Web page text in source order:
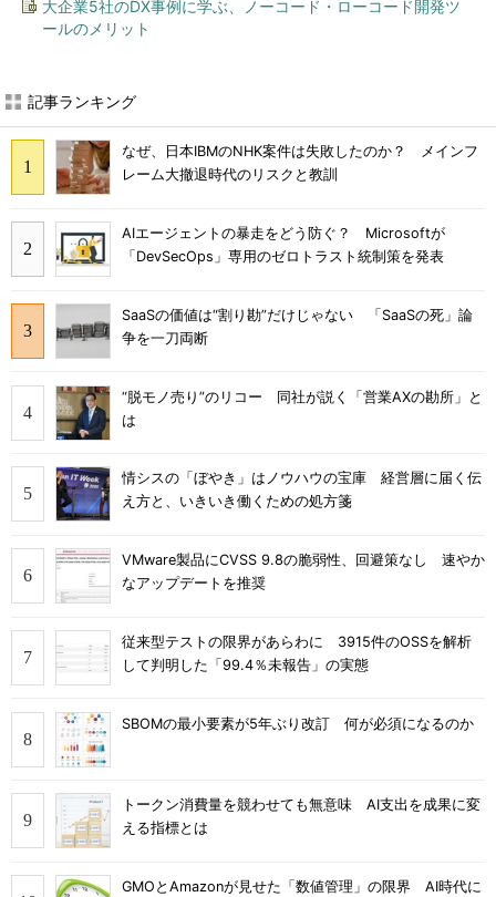
大企業5社のDX事例に学ぶ、ノーコード・ローコード開発ツ
ールのメリット
記事ランキング
なぜ、日本IBMのNHK案件は失敗したのか？ メインフ
レーム大撤退時代のリスクと教訓
AIエージェントの暴走をどう防ぐ？ Microsoftが
「DevSecOps」専用のゼロトラスト統制策を発表
SaaSの価値は“割り勘”だけじゃない 「SaaSの死」論
争を一刀両断
“脱モノ売り”のリコー 同社が説く「営業AXの勘所」と
は
情シスの「ぼやき」はノウハウの宝庫 経営層に届く伝
え方と、いきいき働くための処方箋
VMware製品にCVSS 9.8の脆弱性、回避策なし 速やか
なアップデートを推奨
従来型テストの限界があらわに 3915件のOSSを解析
して判明した「99.4％未報告」の実態
SBOMの最小要素が5年ぶり改訂 何が必須になるのか
トークン消費量を競わせても無意味 AI支出を成果に変
える指標とは
GMOとAmazonが見せた「数値管理」の限界 AI時代に